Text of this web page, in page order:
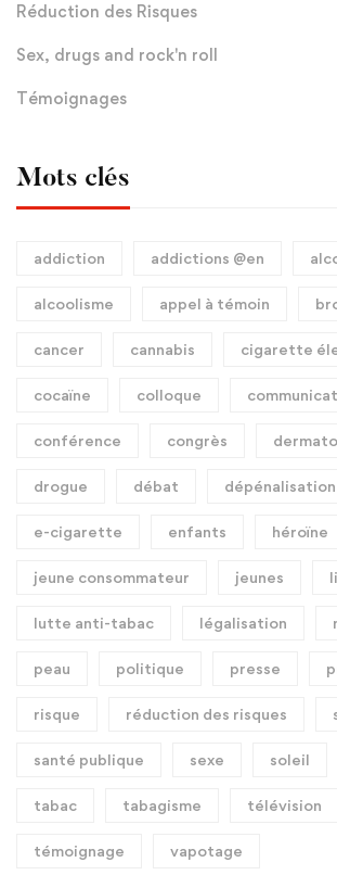
Réduction des Risques
Sex, drugs and rock'n roll
Témoignages
Mots clés
addiction addictions @en
alcoolisme appel à témoin
cancer cannabis cigarette
cocaïne colloque
conférence congrès
drogue débat dépénalisation
e-cigarette enfants héroïne
jeune consommateur jeunes
lutte anti-tabac légalisation
peau politique presse
risque réduction des risques
santé publique sexe soleil
tabac tabagisme télévision
témoignage vapotage